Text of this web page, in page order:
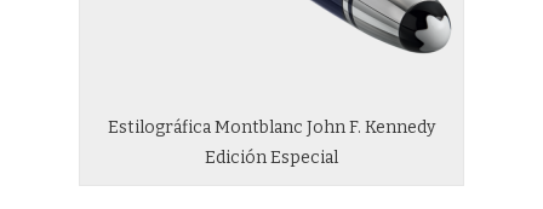
Estilográfica Montblanc John F. Kennedy
Edición Especial